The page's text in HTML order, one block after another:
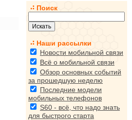
Поиск
Наши рассылки
Новости мобильной связи
Всё о мобильной связи
Обзор основных событий
за прошедшую неделю
Последние модели
мобильных телефонов
S60 - всё, что надо знать
для быстрого старта